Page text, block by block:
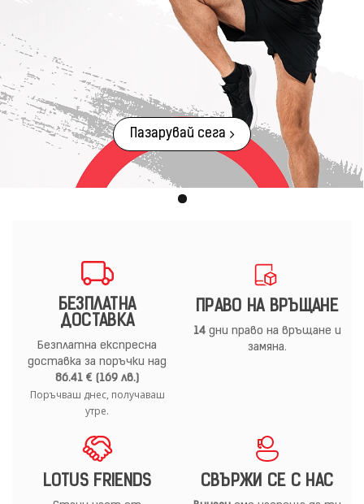
Пазарувай сега
БЕЗПЛАТНА
ДОСТАВКА
Безплатна експресна
доставка за поръчки над
86.41 € (169 лв.)
Поръчваш днес, получаваш
утре.
ПРАВО НА ВРЪЩАНЕ
14дни право на връщане и
замяна.
LOTUS FRIENDS СВЪРЖИ СЕ С НАС